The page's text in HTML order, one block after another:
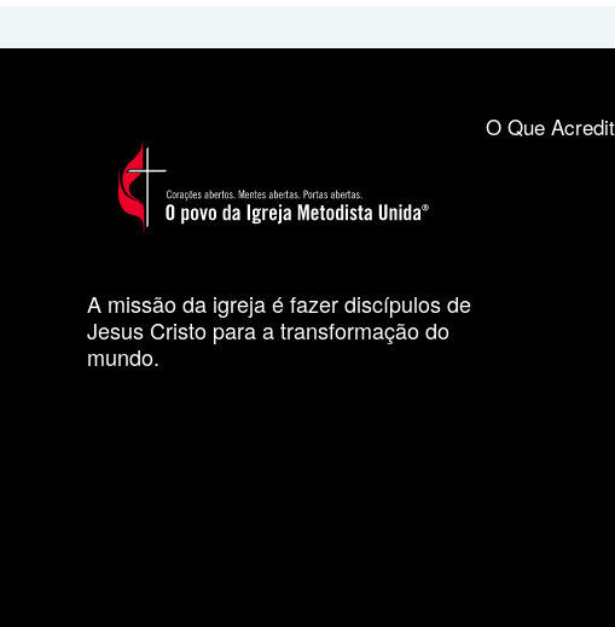
A missão da igreja é fazer discípulos de
Jesus Cristo para a transformação do
mundo.
O Que